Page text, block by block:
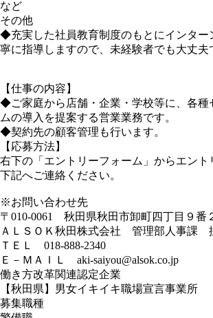
など
その他
◆充実した社員教育制度のもとにインター
寧に指導しますので、未経験者でも大丈夫
【仕事の内容】
◆ご家庭から店舗・企業・学校等に、各種
ムの導入を提案する営業業務です。
◆契約先の顧客管理も行います。
【応募方法】
右下の「エントリーフォーム」からエント
下記へご連絡ください。
※お問い合わせ先
〒010-0061 秋田県秋田市卸町四丁目９番
ＡＬＳＯＫ秋田株式会社 管理部人事課
ＴＥＬ 018-888-2340
Ｅ－ＭＡＩＬ aki-saiyou@alsok.co.jp
働き方改革関連認定企業
【秋田県】男女イキイキ職場宣言事業所
募集職種